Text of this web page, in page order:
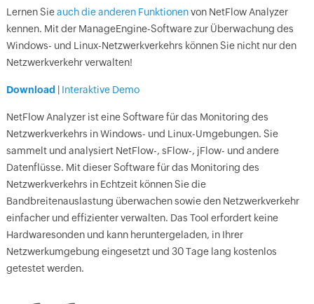
Lernen Sieauch die anderen Funktionenvon NetFlow Analyzer
kennen. Mit der ManageEngine-Software zur Überwachung des
Windows- und Linux-Netzwerkverkehrs können Sie nicht nur den
Netzwerkverkehr verwalten!
Download Interaktive Demo
NetFlow Analyzer ist eine Software für das Monitoring des
Netzwerkverkehrs in Windows- und Linux-Umgebungen. Sie
sammelt und analysiert NetFlow-, sFlow-, jFlow- und andere
Datenflüsse. Mit dieser Software für das Monitoring des
Netzwerkverkehrs in Echtzeit können Sie die
Bandbreitenauslastung überwachen sowie den Netzwerkverkehr
einfacher und effizienter verwalten. Das Tool erfordert keine
Hardwaresonden und kann heruntergeladen, in Ihrer
Netzwerkumgebung eingesetzt und 30 Tage lang kostenlos
getestet werden.